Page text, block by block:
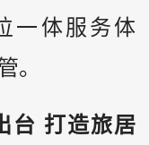
一体服务体
。
打造旅居